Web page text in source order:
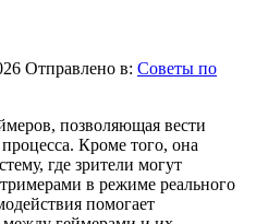
Отправлено в: Советы по
позволяющая вести
Кроме того, она
где зрители могут
в режиме реального
помогает